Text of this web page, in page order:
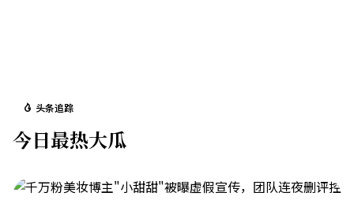
头条追踪
今日最热大瓜